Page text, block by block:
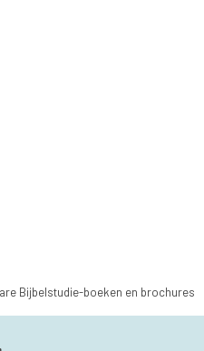
Bijbelstudie-boeken en brochures